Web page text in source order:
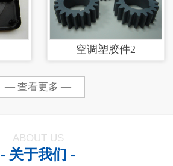
空调塑胶件2
— 查看更多 —
ABOUT US
- 关于我们 -